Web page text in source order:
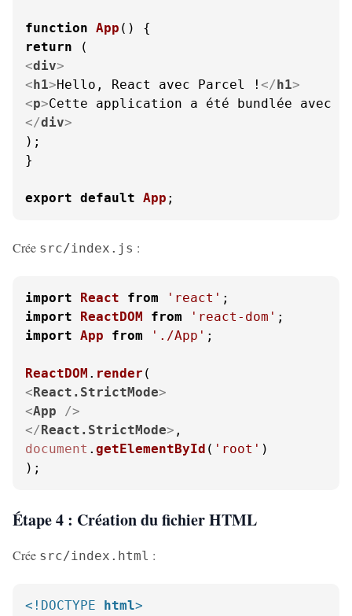
function App (
return
<div>
<h1>Hello, React avec Parcel ! </h1>
<p>Cette application a été bundlée avec
</div>
);
}
export default App ;
Crée src/index.js :
import React from 'react'
import
ReactDOM from 'react-dom'
import App from './App' ;
ReactDOM . render
<React.StrictMode>
<App />
</React.StrictMode>
document . getElementById ( 'root' )
);
Étape 4 : Création du fichier HTML
Crée src/index.html :
<!DOCTYPE html>